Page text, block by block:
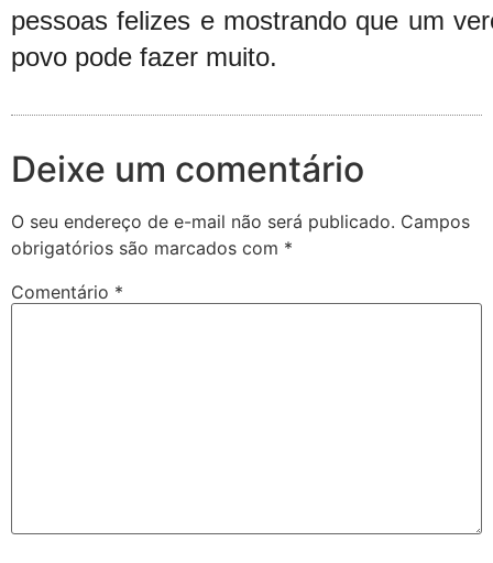
pessoas felizes e mostrando que um
povo pode fazer muito.
Deixe um comentário
O seu endereço de e-mail não será publicado. Campos
obrigatórios são marcados com *
Comentário *